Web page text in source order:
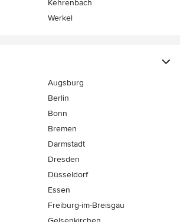
Kehrenbach
Werkel
Augsburg
Berlin
Bonn
Bremen
Darmstadt
Dresden
Düsseldorf
Essen
Freiburg-im-Breisgau